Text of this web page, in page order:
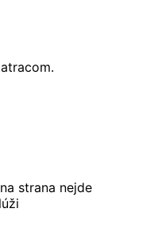
strana nejde